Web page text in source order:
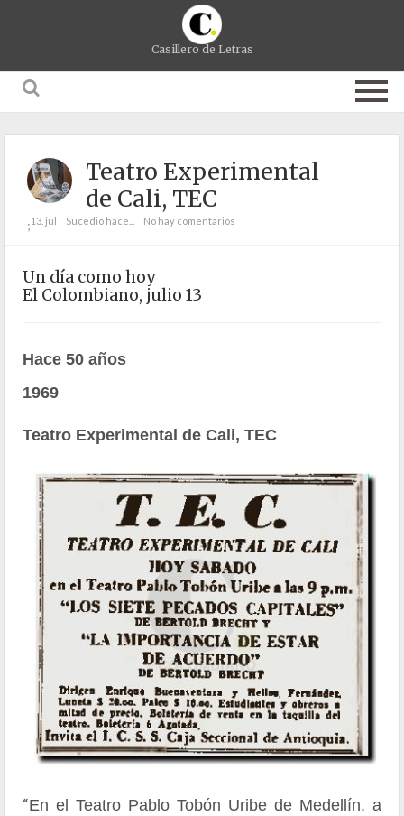
Casillero de Letras
Teatro Experimental
de Cali, TEC
;13. jul Sucedió hace... No hay comentarios
Un día como hoy
El Colombiano, julio 13
Hace 50 años
1969
Teatro Experimental de Cali, TEC
“En el Teatro Pablo Tobón Uribe de Medellín, a